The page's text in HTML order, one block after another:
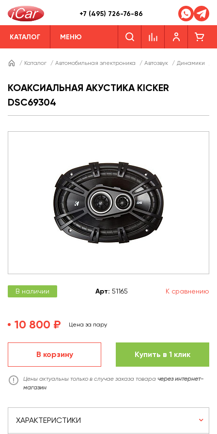
+7 (495) 726-76-86
КАТАЛОГ МЕНЮ
/ Каталог / Автомобильная электроника / Автозвук / Динамики
КОАКСИАЛЬНАЯ АКУСТИКА KICKER
DSC69304
В наличии Арт: 51165 К сравнению
10 800 ₽ Цена за пару
В корзину Купить в 1 клик
Цены актуальны только в случае заказа товара через интернет-
магазин
ХАРАКТЕРИСТИКИ